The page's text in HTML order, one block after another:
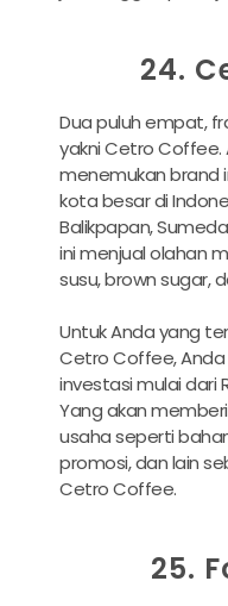
24.
Dua puluh empat,
yakni Cetro Coffee.
menemukan brand
kota besar di
Balikpapan,
ini menjual olahan
susu, brown sugar,
Untuk Anda yang
Cetro Coffee,
investasi mulai dari
Yang akan
usaha seperti
promosi, dan lain
Cetro Coffee.
25.